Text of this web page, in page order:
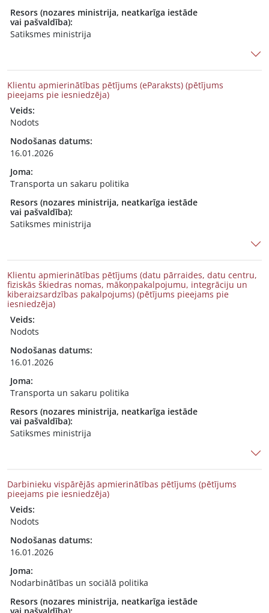
Resors (nozares ministrija, neatkarīga iestāde
vai pašvaldība):
Satiksmes ministrija
Klientu apmierinātības pētījums (eParaksts) (pētījums
pieejams pie iesniedzēja)
Veids:
Nodots
Nodošanas datums:
16.01.2026
Joma:
Transporta un sakaru politika
Resors (nozares ministrija, neatkarīga iestāde
vai pašvaldība):
Satiksmes ministrija
Klientu apmierinātības pētījums (datu pārraides, datu centru,
fiziskās škiedras nomas, mākoņpakalpojumu, integrāciju un
kiberaizsardzības pakalpojums) (pētījums pieejams pie
iesniedzēja)
Veids:
Nodots
Nodošanas datums:
16.01.2026
Joma:
Transporta un sakaru politika
Resors (nozares ministrija, neatkarīga iestāde
vai pašvaldība):
Satiksmes ministrija
Darbinieku vispārējās apmierinātības pētījums (pētījums
pieejams pie iesniedzēja)
Veids:
Nodots
Nodošanas datums:
16.01.2026
Joma:
Nodarbinātības un sociālā politika
Resors (nozares ministrija, neatkarīga iestāde